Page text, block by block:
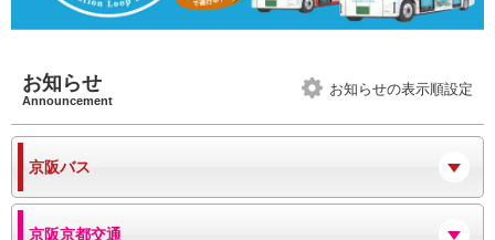
お知らせ
Announcement
お知らせの表示順設定
京阪バス
京阪京都交通